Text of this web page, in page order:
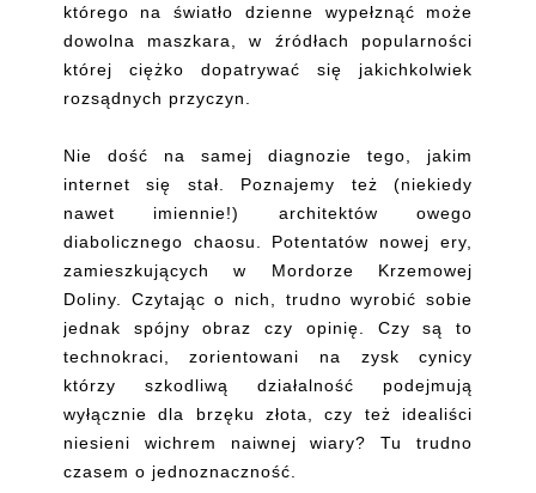
którego na światło dzienne wypełznąć może
dowolna maszkara, w źródłach popularności
której ciężko dopatrywać się jakichkolwiek
rozsądnych przyczyn.
Nie dość na samej diagnozie tego, jakim
internet się stał. Poznajemy też (niekiedy
nawet imiennie!) architektów owego
diabolicznego chaosu. Potentatów nowej ery,
zamieszkujących w Mordorze Krzemowej
Doliny. Czytając o nich, trudno wyrobić sobie
jednak spójny obraz czy opinię. Czy są to
technokraci, zorientowani na zysk cynicy
którzy szkodliwą działalność podejmują
wyłącznie dla brzęku złota, czy też idealiści
niesieni wichrem naiwnej wiary? Tu trudno
czasem o jednoznaczność.